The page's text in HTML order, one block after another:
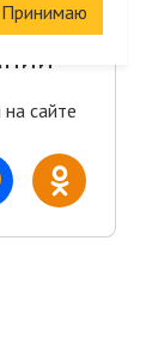
сайте
Принимаю